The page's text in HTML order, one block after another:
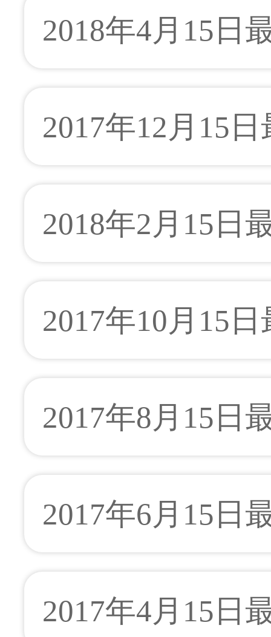
2018年4月15日
2017年12月15
2018年2月15日
2017年10月15
2017年8月15日
2017年6月15日
2017年4月15日